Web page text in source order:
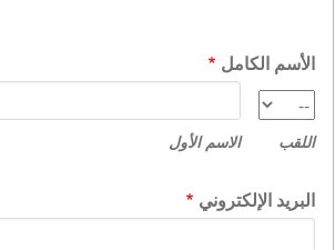
الأسم الكامل
اللقب
اللقب
الأول
الاسم الأول
البريد الإلكتروني